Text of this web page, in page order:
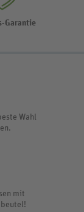
Garantie
Wahl
mit